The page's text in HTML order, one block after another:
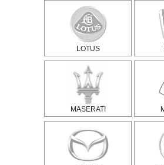
LOTUS
MASERATI